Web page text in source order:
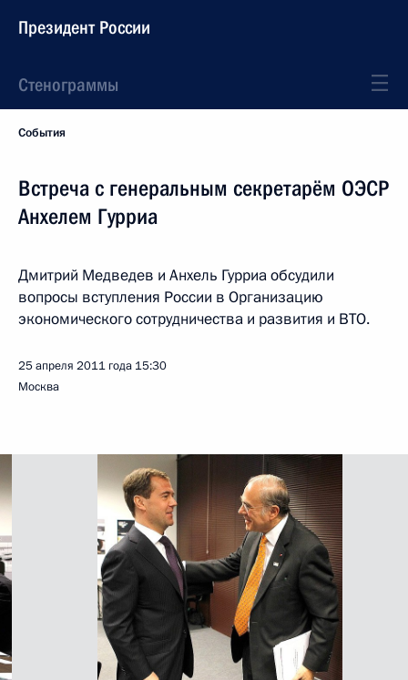
Президент России
Стенограммы
События
Встреча с генеральным секретарём ОЭСР
Анхелем Гурриа
Дмитрий Медведев и Анхель Гурриа обсудили
вопросы вступления России в Организацию
экономического сотрудничества и развития и ВТО.
25 апреля 2011 года 15:30
Москва